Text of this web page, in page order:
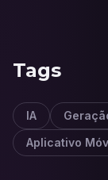
Tags
IA
Aplicativo